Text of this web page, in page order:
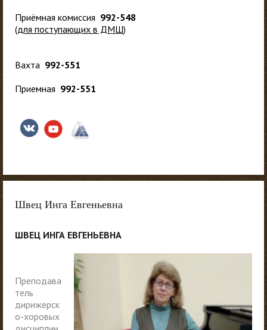
Приёмная комиссия 992-548
(для поступающих в ДМШ)
Вахта 992-551
Приемная 992-551
Швец Инга Евгеньевна
ШВЕЦ ИНГА ЕВГЕНЬЕВНА
Преподава
тель
дирижерск
о-хоровых